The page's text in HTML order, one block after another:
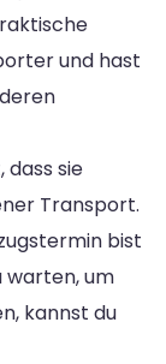
und hast
dass sie
Transport.
bist
warten, um
kannst du